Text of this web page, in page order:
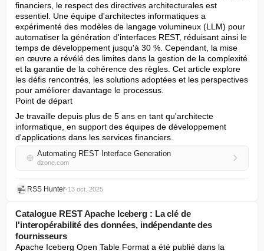
financiers, le respect des directives architecturales est
essentiel. Une équipe d'architectes informatiques a
expérimenté des modèles de langage volumineux (LLM) pour
automatiser la génération d'interfaces REST, réduisant ainsi le
temps de développement jusqu'à 30 %. Cependant, la mise
en œuvre a révélé des limites dans la gestion de la complexité
et la garantie de la cohérence des règles. Cet article explore
les défis rencontrés, les solutions adoptées et les perspectives
pour améliorer davantage le processus.
Point de départ
Je travaille depuis plus de 5 ans en tant qu'architecte
informatique, en support des équipes de développement
d'applications dans les services financiers.
Automating REST Interface Generation
dzone.com
RSS Hunter•13 oct. 2025
Catalogue REST Apache Iceberg : La clé de
l'interopérabilité des données, indépendante des
fournisseurs
Apache Iceberg Open Table Format a été publié dans la